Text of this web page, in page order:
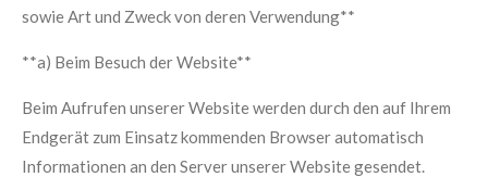
sowie Art und Zweck von deren Verwendung**
**a) Beim Besuch der Website**
Beim Aufrufen unserer Website werden durch den auf Ihrem
Endgerät zum Einsatz kommenden Browser automatisch
Informationen an den Server unserer Website gesendet.